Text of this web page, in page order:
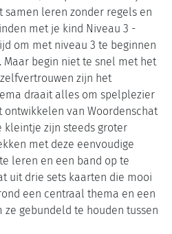
samen leren zonder regels en
met je kind Niveau 3 -
om met niveau 3 te beginnen
Maar begin niet te snel met het
zijn het
draait alles om spelplezier
van Woordenschat
kleintje zijn steeds groter
met deze eenvoudige
leren en een band op te
uit drie sets kaarten die mooi
een centraal thema en een
gebundeld te houden tussen